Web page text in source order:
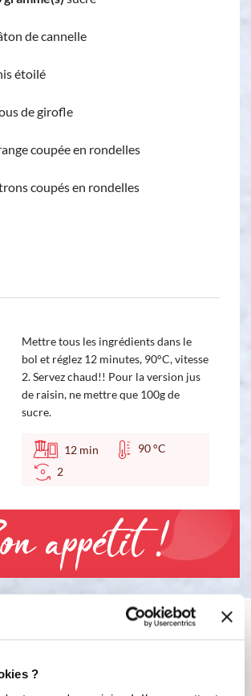
?
de cannelle
étoilé
de girofle
coupée en rondelles
coupés en rondelles
Mettre tous les ingrédients dans le
bol et réglez 12 minutes, 90°C, vitesse
2. Servez chaud!! Pour la version jus
de raisin, ne mettre que 100g de
sucre.
12 min
90 °C
2
appétit !
aussi ...